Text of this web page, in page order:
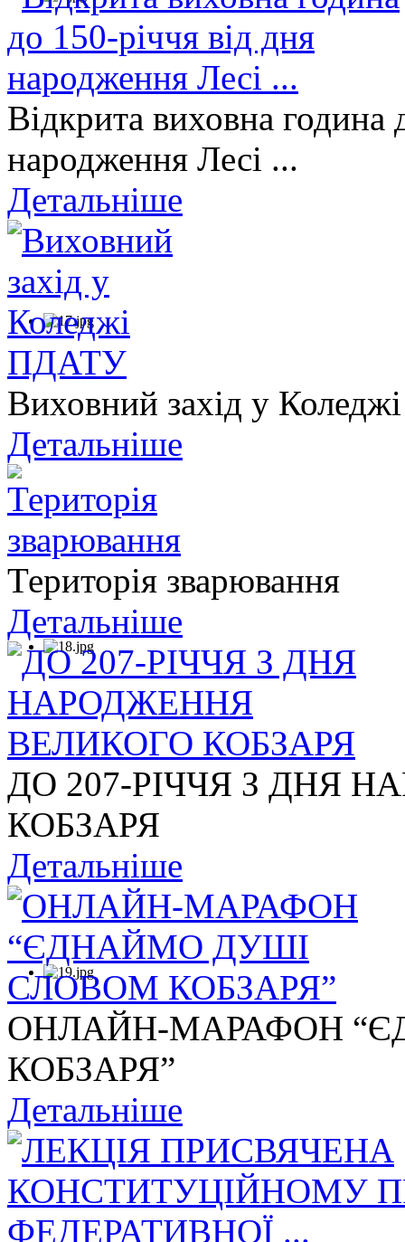
Відкрита виховна година
народження Лесі ...
Детальніше
Виховний захід у
Детальніше
Територія зварювання
Детальніше
ДО 207-РІЧЧЯ З ДНЯ
КОБЗАРЯ
Детальніше
ОНЛАЙН-МАРАФОН
КОБЗАРЯ”
Детальніше